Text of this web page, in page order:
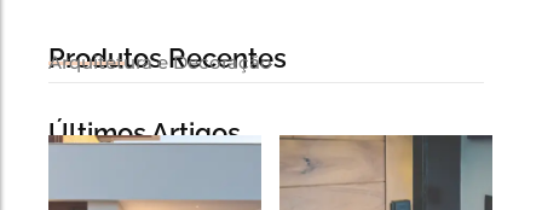
Produtos Recentes
Arquitetura e Decoração
Últimos Artigos